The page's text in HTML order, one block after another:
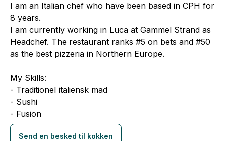
I am an Italian chef who have been based in CPH for
8 years.
I am currently working in Luca at Gammel Strand as
Headchef. The restaurant ranks #5 on bets and #50
as the best pizzeria in Northern Europe.
My Skills:
- Traditionel italiensk mad
- Sushi
- Fusion
Send en besked til kokken